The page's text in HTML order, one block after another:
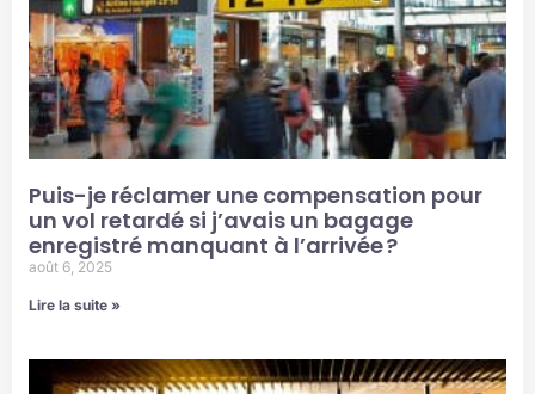
Puis-je réclamer une compensation pour
un vol retardé si j’avais un bagage
enregistré manquant à l’arrivée ?
août 6, 2025
Lire la suite »